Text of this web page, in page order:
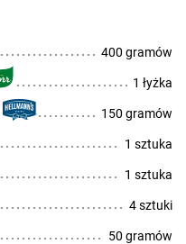
400 gramów
1 łyżka
150 gramów
1 sztuka
1 sztuka
4 sztuki
50 gramów